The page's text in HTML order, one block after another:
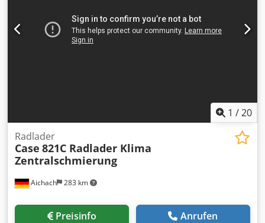
Werkzeugkasten: ? Hydraulikanlage: ? Tankhersteller:
Samson Tankvolumen: 8000 L Hochdruckpumpe: 2 x HPP
Hochdruckleistung: 122 l/min - 130 bar Vakuumpumpe:
1 /20
Aichach 283 km
Radlader
Case 821C Radlader Klima
Zentralschmierung
Preisinfo Anrufen